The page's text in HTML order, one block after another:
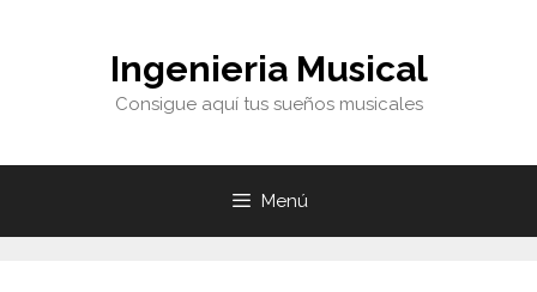
Ingenieria Musical
Consigue aquí tus sueños musicales
Menú